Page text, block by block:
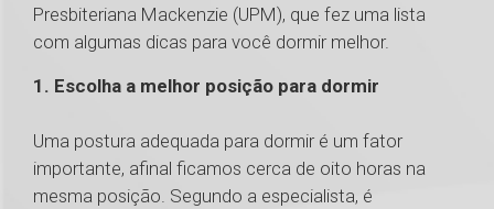
Presbiteriana Mackenzie (UPM), que fez uma lista
com algumas dicas para você dormir melhor.
1. Escolha a melhor posição para dormir
Uma postura adequada para dormir é um fator
importante, afinal ficamos cerca de oito horas na
mesma posição. Segundo a especialista, é